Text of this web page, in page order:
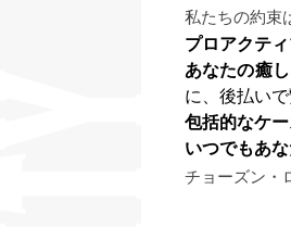
私たちの約束
プロアクテ
あなたの癒
に、後払いで
包括的なケ
いつでもあ
チョーズン・